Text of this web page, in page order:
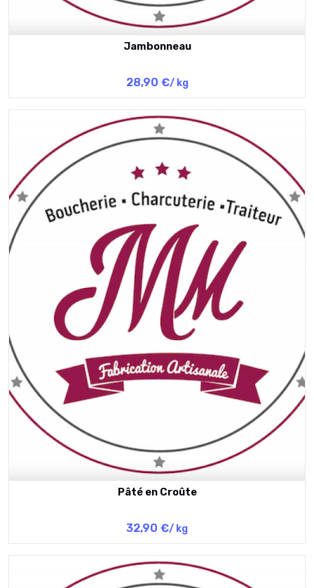
Jambonneau
28,90 €/ kg
Pâté en Croûte
32,90 €/ kg